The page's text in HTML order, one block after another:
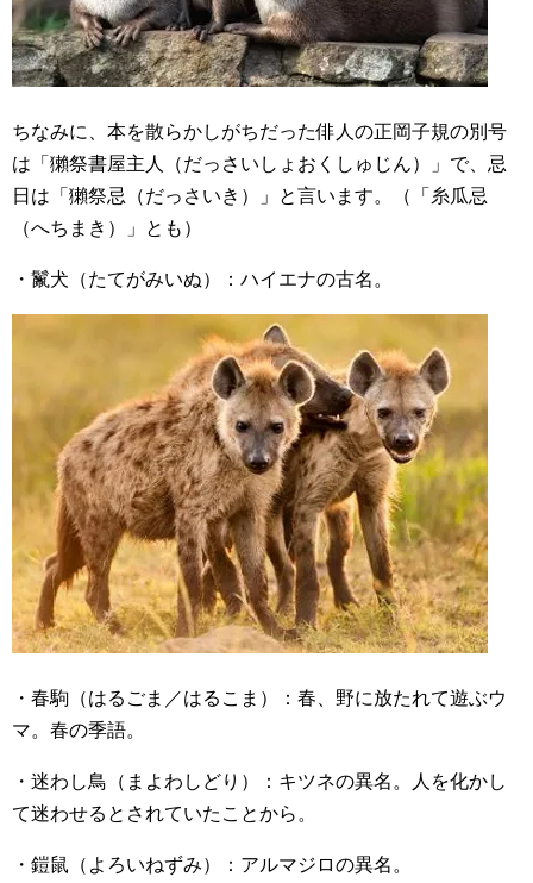
ちなみに、本を散らかしがちだった俳人の正岡子規の別号
は「獺祭書屋主人（だっさいしょおくしゅじん）」で、忌
日は「獺祭忌（だっさいき）」と言います。（「糸瓜忌
（へちまき）」とも）
・鬣犬（たてがみいぬ）：ハイエナの古名。
・春駒（はるごま／はるこま）：春、野に放たれて遊ぶウ
マ。春の季語。
・迷わし鳥（まよわしどり）：キツネの異名。人を化かし
て迷わせるとされていたことから。
・鎧鼠（よろいねずみ）：アルマジロの異名。